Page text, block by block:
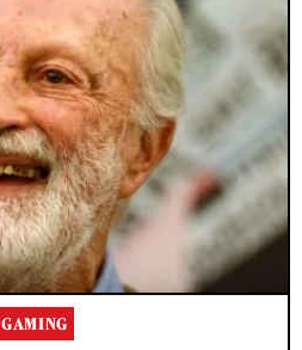
GAMING